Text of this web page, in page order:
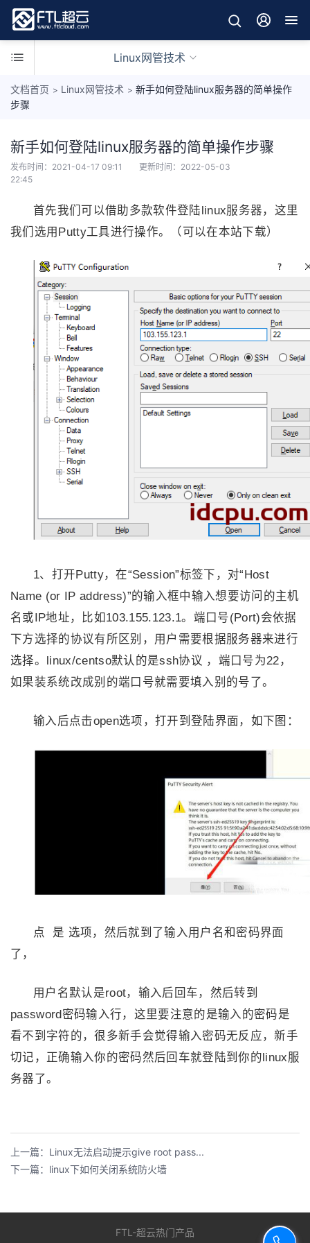
Linux网管技术
网
建
n
u
网
管
技
术
W
网
管
技
术
程
序
应
用
网
维
技
术
文档首页 > Linux网管技术 > 新手如何登陆linux服务器的简单操作
步骤
新手如何登陆linux服务器的简单操作步骤
发布时间： 2021-04-17 09:11 更新时间： 2022-05-03
22:45
首先我们可以借助多款软件登陆linux服务器，这里
我们选用Putty工具进行操作。（可以在本站下载）
1、打开Putty，在“Session”标签下，对“Host
Name (or IP address)”的输入框中输入想要访问的主机
名或IP地址，比如103.155.123.1。端口号(Port)会依据
下方选择的协议有所区别，用户需要根据服务器来进行
选择。linux/centso默认的是ssh协议 ，端口号为22，
如果装系统改成别的端口号就需要填入别的号了。
输入后点击open选项，打开到登陆界面，如下图：
点 是 选项，然后就到了输入用户名和密码界面
了，
用户名默认是root，输入后回车，然后转到
password密码输入行，这里要注意的是输入的密码是
看不到字符的，很多新手会觉得输入密码无反应，新手
切记，正确输入你的密码然后回车就登陆到你的linux服
务器了。
上一篇：Linux无法启动提示give root pass...
下一篇：linux下如何关闭系统防火墙
FTL-超云热门产品